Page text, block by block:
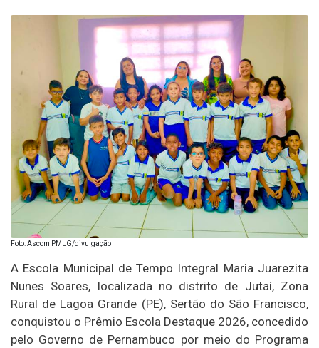
Foto: Ascom PMLG/divulgação
A Escola Municipal de Tempo Integral Maria Juarezita
Nunes Soares, localizada no distrito de Jutaí, Zona
Rural de Lagoa Grande (PE), Sertão do São Francisco,
conquistou o Prêmio Escola Destaque 2026, concedido
pelo Governo de Pernambuco por meio do Programa